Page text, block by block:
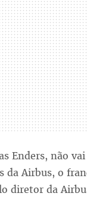
Enders, não vai
da Airbus, o
diretor da